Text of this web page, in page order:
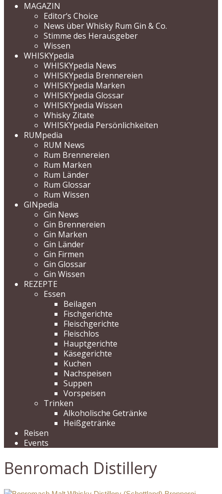
MAGAZIN
Editor‘s Choice
News über Whisky Rum Gin & Co.
Stimme des Herausgeber
Wissen
WHISKYpedia
WHISKYpedia News
WHISKYpedia Brennereien
WHISKYpedia Marken
WHISKYpedia Glossar
WHISKYpedia Wissen
Whisky Zitate
WHISKYpedia Persönlichkeiten
RUMpedia
RUM News
Rum Brennereien
Rum Marken
Rum Länder
Rum Glossar
Rum Wissen
GINpedia
Gin News
Gin Brennereien
Gin Marken
Gin Länder
Gin Firmen
Gin Glossar
Gin Wissen
REZEPTE
Essen
Beilagen
Fischgerichte
Fleischgerichte
Fleischlos
Hauptgerichte
Käsegerichte
Kuchen
Nachspeisen
Suppen
Vorspeisen
Trinken
Alkoholische Getränke
Heißgetränke
Reisen
Events
Benromach Distillery